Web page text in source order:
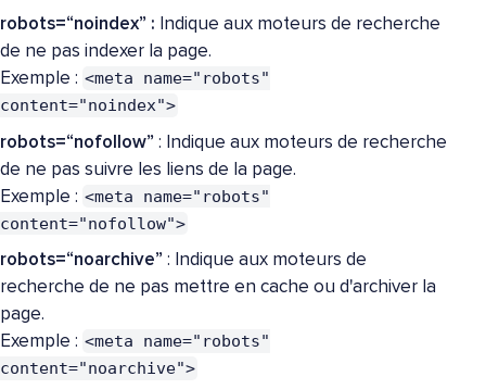
robots=“noindex” : Indique aux moteurs de recherche
de ne pas indexer la page.
Exemple : <meta name="robots"
content="noindex">
robots=“nofollow” : Indique aux moteurs de recherche
de ne pas suivre les liens de la page.
Exemple : <meta name="robots"
content="nofollow">
robots=“noarchive” : Indique aux moteurs de
recherche de ne pas mettre en cache ou d'archiver la
page.
Exemple : <meta name="robots"
content="noarchive">